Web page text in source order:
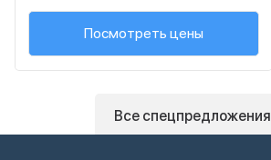
Посмотреть цены
Все спецпредложения